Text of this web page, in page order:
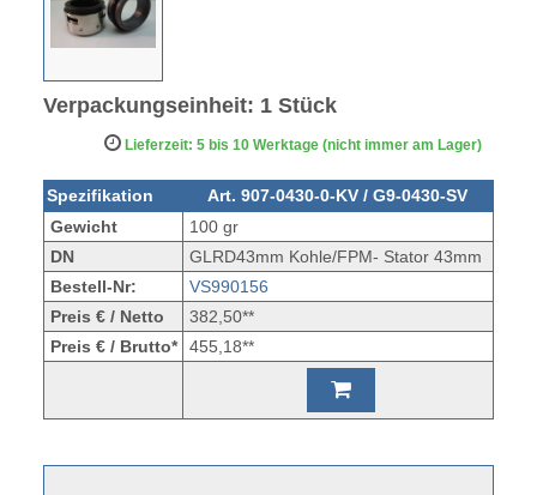
Verpackungseinheit: 1 Stück
Lieferzeit: 5 bis 10 Werktage (nicht immer am Lager)
Spezifikation
Art. 907-0430-0-KV / G9-0430-SV
Gewicht
100 gr
DN
GLRD43mm Kohle/FPM- Stator 43mm
Bestell-Nr:
VS990156
Preis € / Netto
382,50**
Preis € / Brutto*
455,18**